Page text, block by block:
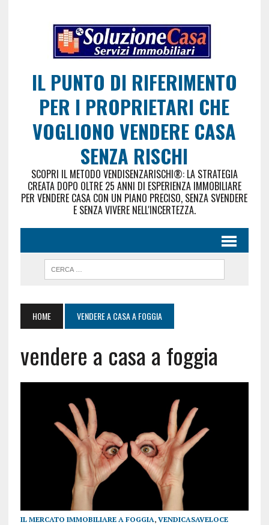
IL PUNTO DI RIFERIMENTO
PER I PROPRIETARI CHE
VOGLIONO VENDERE CASA
SENZA RISCHI
SCOPRI IL METODO VENDISENZARISCHI®: LA STRATEGIA
CREATA DOPO OLTRE 25 ANNI DI ESPERIENZA IMMOBILIARE
PER VENDERE CASA CON UN PIANO PRECISO, SENZA SVENDERE
E SENZA VIVERE NELL'INCERTEZZA.
HOME VENDERE A CASA A FOGGIA
vendere a casa a foggia
IL MERCATO IMMOBILIARE A FOGGIA, VENDICASAVELOCE